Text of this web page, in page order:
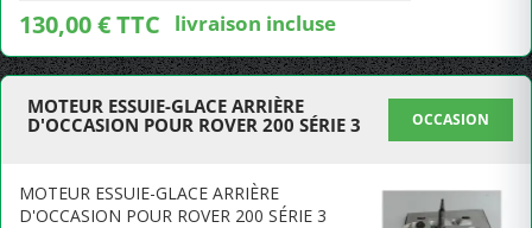
130,00 € TTC livraison incluse
MOTEUR ESSUIE-GLACE ARRIÈRE
D'OCCASION POUR ROVER 200 SÉRIE 3
OCCASION
MOTEUR ESSUIE-GLACE ARRIÈRE
D'OCCASION POUR ROVER 200 SÉRIE 3